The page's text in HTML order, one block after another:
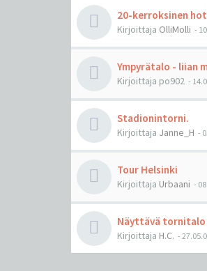
20-kerroksinen
Kirjoittaja OlliMolli -
Ympyrätalo - liian
Kirjoittaja po902 -
Stadionintorni.
Kirjoittaja Janne_H -
Tour Helsinki
Kirjoittaja Urbaani -
Näyttävä tornitalo
Kirjoittaja H.C. -